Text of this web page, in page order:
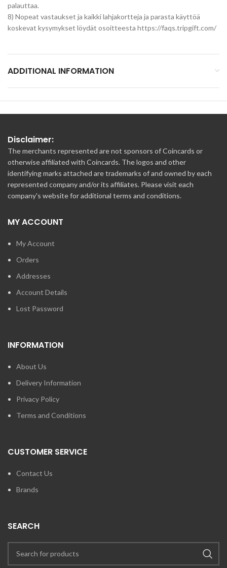
palauttaa.
8) Nopeat vastaukset ja kaikki lahjakortteja ja parasta käyttöä
koskevat kysymykset löydät osoitteesta https://faqs.tripgift.com/
ADDITIONAL INFORMATION
Disclaimer:
The merchants represented are not sponsors of Coincards or
otherwise affiliated with Coincards. The logos and other
identifying marks attached are trademarks of and owned by each
represented company and/or its affiliates. Please visit each
company's website for additional terms and conditions.
MY ACCOUNT
My Account
Orders
Addresses
Account Details
Lost Password
INFORMATION
About Us
Delivery Information
Privacy Policy
Terms and Conditions
CUSTOMER SERVICE
Contact Us
Brands
SEARCH